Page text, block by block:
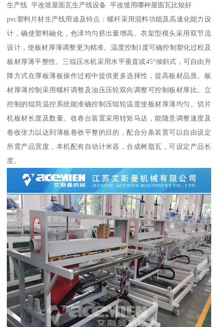
生产线 平改坡屋面瓦生产线设备 平改坡用哪种屋面瓦比较好
pvc塑料片材生产线用途及特点：螺杆采用混料功能及高速化能力设
计，确使塑料融化，色泽均匀挤出量增高。衣架型模头采用双节流
设计，使板材厚薄调整更为精准。温度控制1度可确控制塑化过程及
板材厚薄平整性。三辊压水机采用水平垂直或45°倾斜式，可自由升
降方式在厚板薄板操作过程中提供更多选择性，提高板材品质。板
材厚薄控制采用螺杆调整及油压压轮双向调整可控制板材厚比。立
控制的辊筒温控系统能准确控制压辊轮温度使板材厚薄均匀。切片
机板材长度及数量。收卷台装置采用转矩马达，能随意调整速度及
卷收张力以达到薄板卷收平整的目的，配合分条装置可以自由设定
所需产品宽度，本机配有自动计米器，合成树脂瓦，可设定产品长
度。